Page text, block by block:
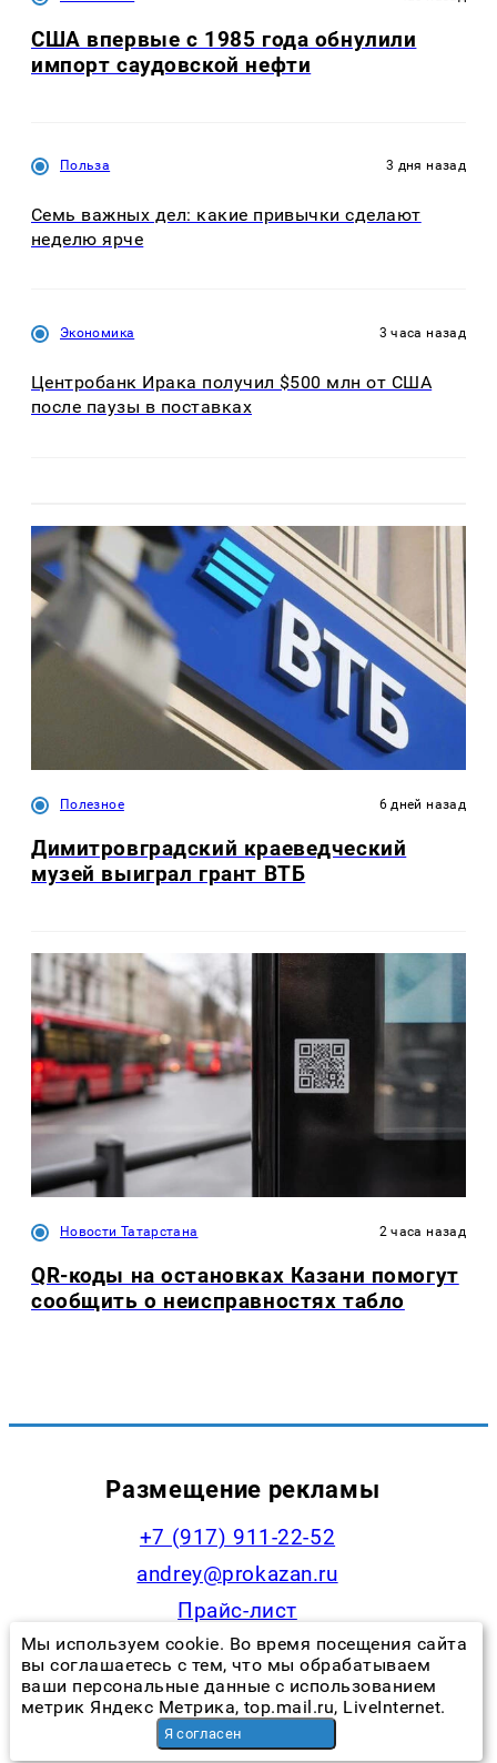
США впервые с 1985 года обнулили
импорт саудовской нефти
Польза 3 дня назад
Семь важных дел: какие привычки сделают
неделю ярче
Экономика 3 часа назад
Центробанк Ирака получил $500 млн от США
после паузы в поставках
Полезное 6 дней назад
Димитровградский краеведческий
музей выиграл грант ВТБ
Новости Татарстана 2 часа назад
QR-коды на остановках Казани помогут
сообщить о неисправностях табло
Размещение рекламы
+7 (917) 911-22-52
andrey@prokazan.ru
Прайс-лист
Наши менеджеры
Контакты редакции
Мы используем cookie. Во время посещения сайта
вы соглашаетесь с тем, что мы обрабатываем
ваши персональные данные с использованием
метрик Яндекс Метрика, top.mail.ru, LiveInternet.
Я согласен